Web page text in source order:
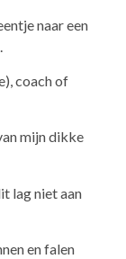
naar een
coach of
mijn dikke
lag niet aan
en falen